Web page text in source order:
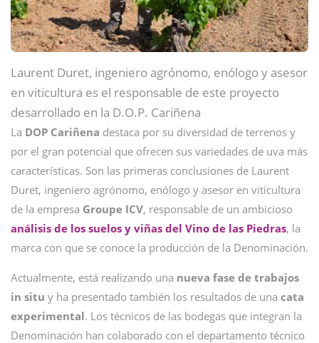
Laurent Duret, ingeniero agrónomo, enólogo y asesor
en viticultura es el responsable de este proyecto
desarrollado en la D.O.P. Cariñena
La DOP Cariñena destaca por su diversidad de terrenos y
por el gran potencial que ofrecen sus variedades de uva más
características. Son las primeras conclusiones de Laurent
Duret, ingeniero agrónomo, enólogo y asesor en viticultura
de la empresa Groupe ICV, responsable de un ambicioso
análisis de los suelos y viñas del Vino de las Piedras, la
marca con que se conoce la producción de la Denominación.
Actualmente, está realizando una nueva fase de trabajos
in situ y ha presentado también los resultados de una cata
experimental. Los técnicos de las bodegas que integran la
Denominación han colaborado con el departamento técnico